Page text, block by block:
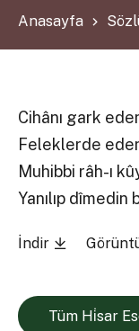
Anasayfa
Cihânı gark
Feleklerde
Muhibbi râh-ı
Yanılıp dîmedin
İndir
Tüm Hi̇sar